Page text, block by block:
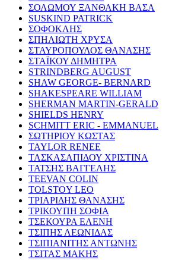
ΣΟΛΩΜΟΥ ΞΑΝΘΑΚΗ ΒΑΣΑ
SUSKIND PATRICK
ΣΟΦΟΚΛΗΣ
ΣΠΗΛΙΩΤΗ ΧΡΥΣΑ
ΣΤΑΥΡΟΠΟΥΛΟΣ ΘΑΝΑΣΗΣ
ΣΤΑΪΚΟΥ ΔΗΜΗΤΡΑ
STRINDBERG AUGUST
SHAW GEORGE- BERNARD
SHAKESPEARE WILLIAM
SHERMAN MARTIN-GERALD
SHIELDS HENRY
SCHMITT ERIC - EMMANUEL
ΣΩΤΗΡΙΟΥ ΚΩΣΤΑΣ
TAYLOR RENEE
ΤΑΣΚΑΣΑΠΙΔΟΥ ΧΡΙΣΤΙΝΑ
ΤΑΤΣΗΣ ΒΑΓΓΕΛΗΣ
TEEVAN COLIN
TOLSTOY LEO
ΤΡΙΑΡΙΔΗΣ ΘΑΝΑΣΗΣ
ΤΡΙΚΟΥΠΗ ΣΟΦΙΑ
ΤΣΕΚΟΥΡΑ ΕΛΕΝΗ
ΤΣΙΠΗΣ ΛΕΩΝΙΔΑΣ
ΤΣΙΠΙΑΝΙΤΗΣ ΑΝΤΩΝΗΣ
ΤΣΙΤΑΣ ΜΑΚΗΣ